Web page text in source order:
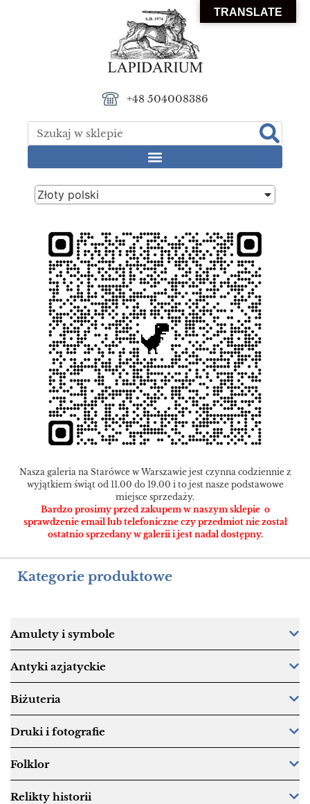
+48 504008386
Złoty polski
Nasza galeria na Starówce w Warszawie jest czynna codziennie z
wyjątkiem świąt od 11.00 do 19.00 i to jest nasze podstawowe
miejsce sprzedaży.
Bardzo prosimy przed zakupem w naszym sklepie o
sprawdzenie email lub telefoniczne czy przedmiot nie został
ostatnio sprzedany w galerii i jest nadal dostępny.
Kategorie produktowe
Amulety i symbole
Antyki azjatyckie
Biżuteria
Druki i fotografie
Folklor
Relikty historii
TRANSLATE